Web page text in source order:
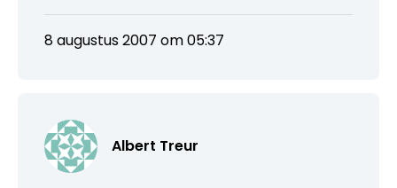
8 augustus 2007 om 05:37
Albert Treur